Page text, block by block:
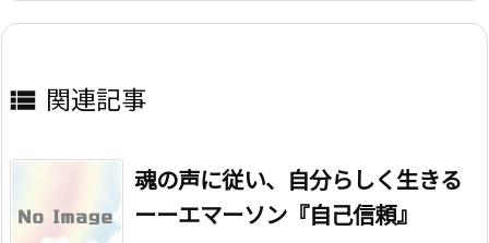
 関連記事
魂の声に従い、自分らしく生きる
ーーエマーソン『自己信頼』